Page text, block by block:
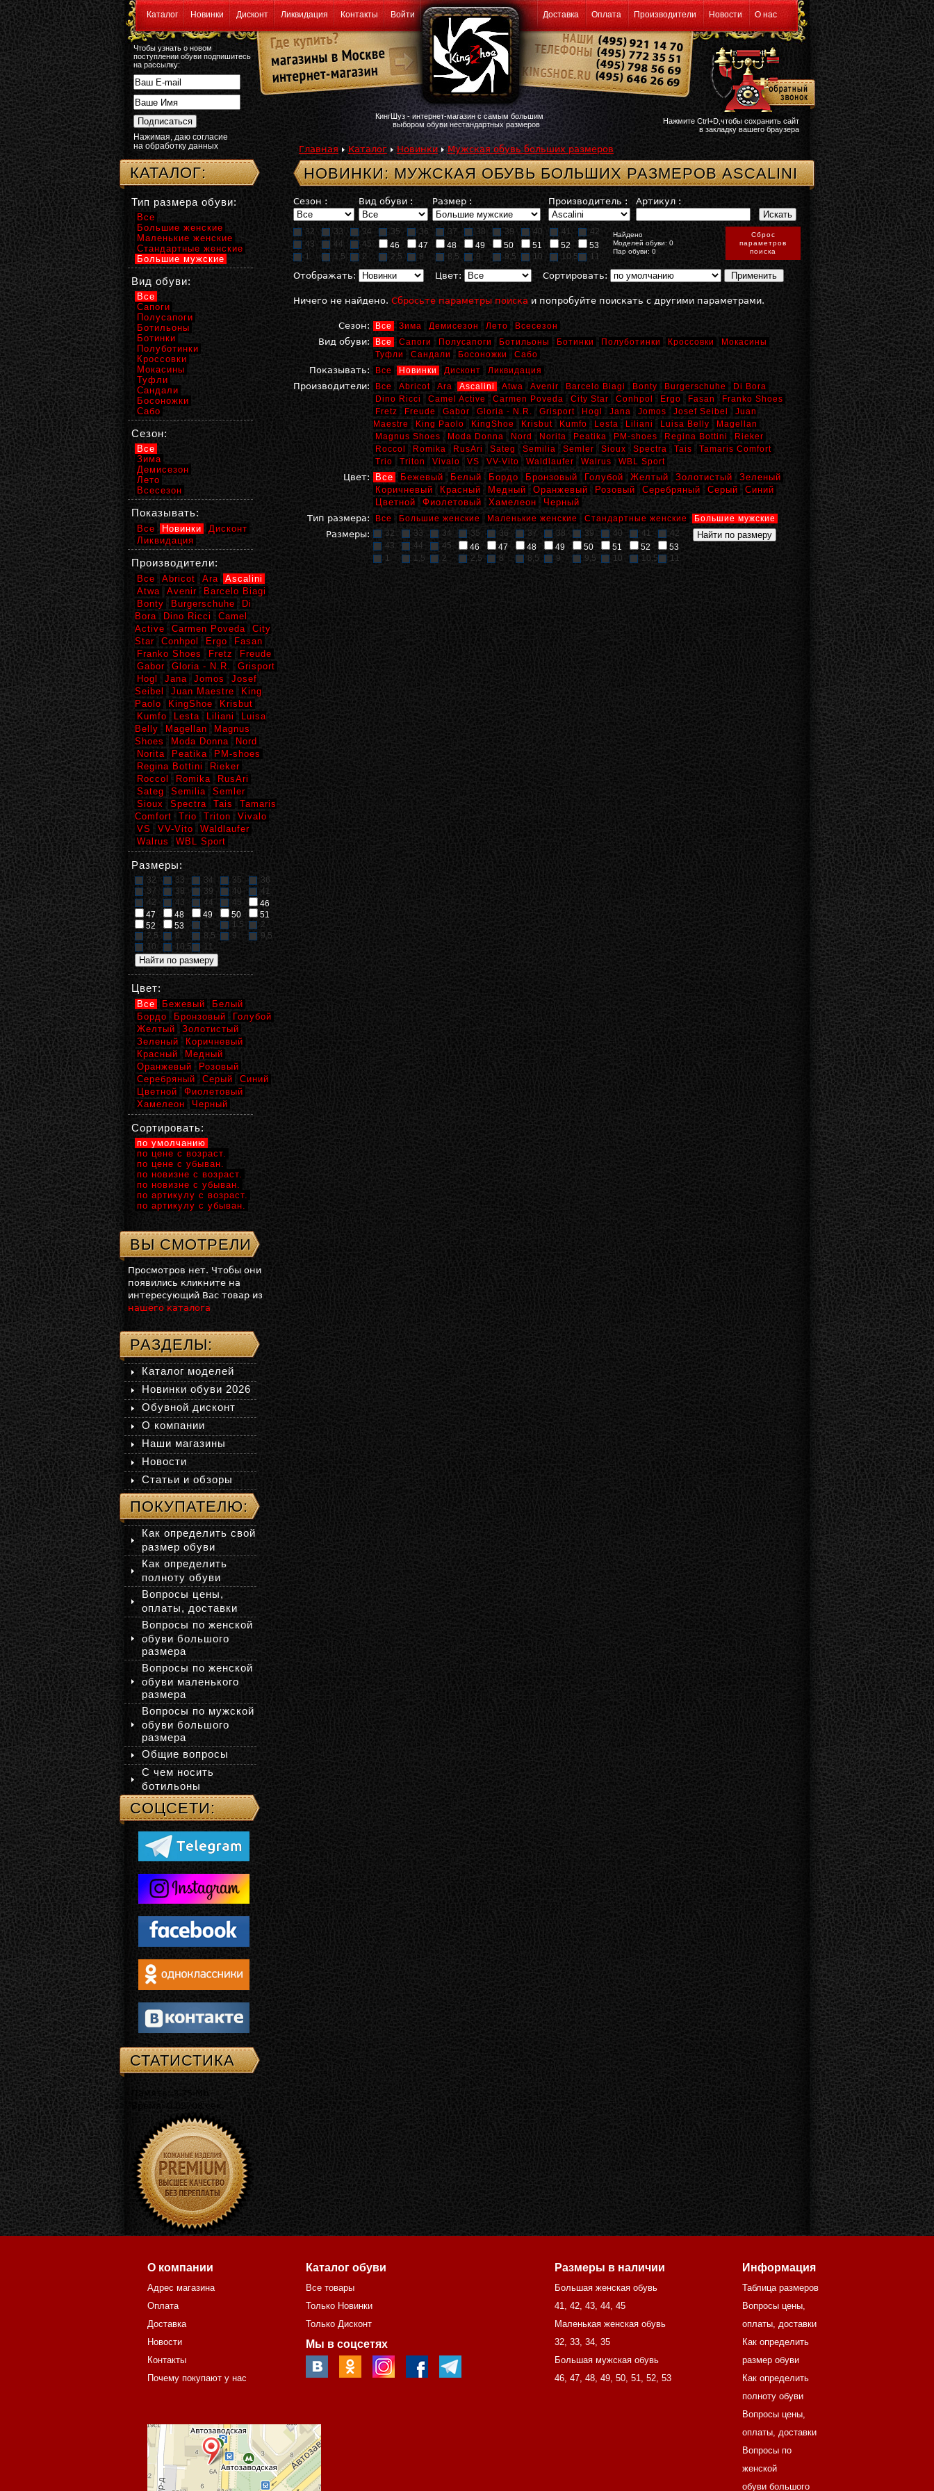
Каталог Новинки Дисконт Ликвидация Контакты Войти Доставка Оплата Производители Новости О нас
Чтобы узнать о новом
поступлении обуви подпишитесь
на рассылку:
Нажимая, даю согласие
на обработку данных
КингШуз - интернет-магазин с самым большим
выбором обуви нестандартных размеров
Нажмите Ctrl+D,чтобы сохранить сайт
в закладку вашего браузера
Главная Каталог Новинки Мужская обувь больших размеров
НОВИНКИ: МУЖСКАЯ ОБУВЬ БОЛЬШИХ РАЗМЕРОВ ASCALINI
Сезон : Вид обуви : Размер : Производитель : Артикул :
32 33 34 35 36 37 38 39 40 41
42
43
44 45 46 47 48 49 50 51 52
53
1
1,5 2 2,5 8 8,5 9 9,5 10 10,5 11
Найдено
Моделей обуви: 0
Пар обуви: 0
Сброс
параметров
поиска
Отображать: Цвет: Сортировать:
Ничего не найдено. Сбросьте параметры поиска и попробуйте поискать с другими параметрами.
Сезон: Все Зима Демисезон Лето Всесезон
Вид обуви: Все Сапоги Полусапоги Ботильоны Ботинки Полуботинки Кроссовки
Мокасины
Туфли
Сандали Босоножки Сабо
Показывать: Все Новинки Дисконт Ликвидация
Производители: Все Abricot Ara Ascalini Atwa Avenir Barcelo Biagi Bonty Burgerschuhe
Di Bora
Dino Ricci
Camel Active Carmen Poveda City Star Conhpol Ergo Fasan
Franko Shoes
Fretz
Freude Gabor Gloria - N.R. Grisport Hogl Jana Jomos Josef Seibel
Juan
Maestre
King Paolo KingShoe Krisbut Kumfo Lesta Liliani Luisa Belly
Magellan
Magnus Shoes
Moda Donna Nord Norita Peatika PM-shoes Regina Bottini
Rieker
Roccol
Romika RusAri Sateg Semilia Semler Sioux Spectra Tais
Tamaris Comfort
Trio
Triton Vivalo VS VV-Vito Waldlaufer Walrus WBL Sport
Цвет: Все Бежевый Белый Бордо Бронзовый Голубой Желтый Золотистый
Зеленый
Коричневый
Красный Медный Оранжевый Розовый Серебряный Серый
Синий
Цветной
Фиолетовый Хамелеон
Черный
Тип размера:
Все Большие женские Маленькие женские Стандартные женские Большие мужские
Размеры: 32 33 34 35 36 37 38 39 40 41
42
43
44 45 46 47 48 49 50 51 52
53
1
1,5 2 2,5 8 8,5 9 9,5 10 10,5 11
КАТАЛОГ:
Тип размера обуви:
Все
Большие женские
Маленькие женские
Стандартные женские
Большие мужские
Вид обуви:
Все
Сапоги
Полусапоги
Ботильоны
Ботинки
Полуботинки
Кроссовки
Мокасины
Туфли
Сандали
Босоножки
Сабо
Сезон:
Все
Зима
Демисезон
Лето
Всесезон
Показывать:
Все Новинки
Дисконт
Ликвидация
Производители:
Все Abricot Ara
Ascalini
Atwa
Avenir
Barcelo Biagi
Bonty
Burgerschuhe
Di
Bora
Dino Ricci
Camel
Active
Carmen Poveda
City
Star
Conhpol Ergo
Fasan
Franko Shoes
Fretz
Freude
Gabor
Gloria - N.R.
Grisport
Hogl
Jana Jomos
Josef
Seibel
Juan Maestre
King
Paolo
KingShoe
Krisbut
Kumfo
Lesta Liliani
Luisa
Belly
Magellan
Magnus
Shoes
Moda Donna
Nord
Norita
Peatika
PM-shoes
Regina Bottini
Rieker
Roccol
Romika
RusAri
Sateg
Semilia
Semler
Sioux
Spectra Tais
Tamaris
Comfort
Trio Triton
Vivalo
VS
VV-Vito
Waldlaufer
Walrus
WBL Sport
Размеры:
32 33 34 35
36
37
38 39 40
41
42
43 44 45
46
47
48 49 50
51
52
53 1 1,5
2
2,5
8 8,5 9
9,5
10
10,5 11
Цвет:
Все Бежевый
Белый
Бордо
Бронзовый
Голубой
Желтый
Золотистый
Зеленый
Коричневый
Красный
Медный
Оранжевый
Розовый
Серебряный
Серый
Синий
Цветной
Фиолетовый
Хамелеон
Черный
Сортировать:
по умолчанию
по цене с возраст.
по цене с убыван.
по новизне с возраст.
по новизне с убыван.
по артикулу с возраст.
по артикулу с убыван.
ВЫ СМОТРЕЛИ
Просмотров нет. Чтобы они
появились кликните на
интересующий Вас товар из
нашего каталога
РАЗДЕЛЫ:
Каталог моделей
Новинки обуви 2026
Обувной дисконт
О компании
Наши магазины
Новости
Статьи и обзоры
ПОКУПАТЕЛЮ:
Как определить свой
размер обуви
Как определить
полноту обуви
Вопросы цены,
оплаты, доставки
Вопросы по женской
обуви большого
размера
Вопросы по женской
обуви маленького
размера
Вопросы по мужской
обуви большого
размера
Общие вопросы
С чем носить
ботильоны
СОЦСЕТИ:
СТАТИСТИКА
Память: 3.75 Mb
Время: 0.02708 сек.
О компании
Адрес магазина
Оплата
Доставка
Новости
Контакты
Почему покупают у нас
Каталог обуви
Все товары
Только Новинки
Только Дисконт
Мы в соцсетях
Размеры в наличии
Большая женская обувь
41, 42, 43, 44, 45
Маленькая женская обувь
32, 33, 34, 35
Большая мужская обувь
46, 47, 48, 49, 50, 51, 52, 53
Информация
Таблица размеров
Вопросы цены,
оплаты, доставки
Как определить
размер обуви
Как определить
полноту обуви
Вопросы цены,
оплаты, доставки
Вопросы по
женской
обуви большого